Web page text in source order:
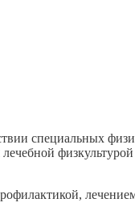
специальных
лечебной